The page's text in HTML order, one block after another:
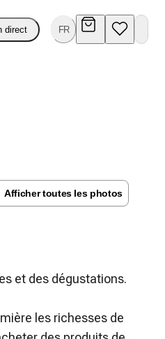
direct FR
Afficher toutes les photos
et des dégustations.
les richesses de